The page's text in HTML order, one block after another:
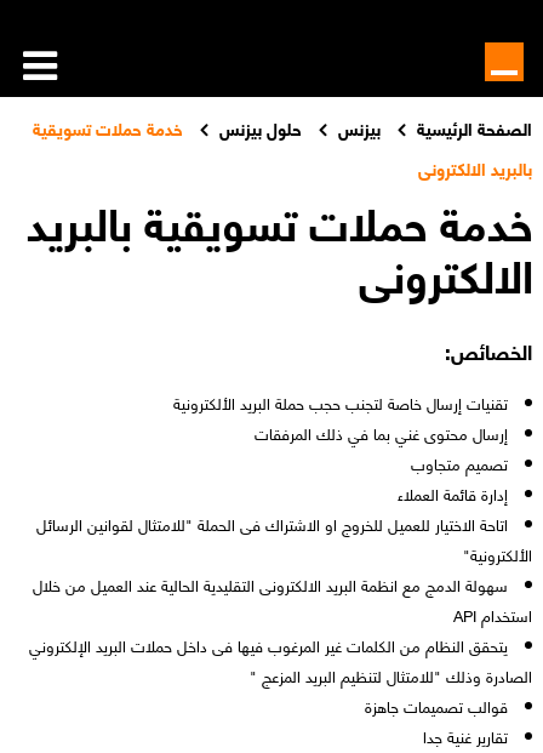
الصفحة الرئيسية بيزنس حلول بيزنس
خدمة حملات تسويقية
بالبريد الالكترونى
خدمة حملات تسويقية بالبريد
الالكترونى
الخصائص:
تقنيات إرسال خاصة لتجنب حجب حملة البريد الألكترونية
إرسال محتوى غني بما في ذلك المرفقات
تصميم متجاوب
إدارة قائمة العملاء
اتاحة الاختيار للعميل للخروج او الاشتراك فى الحملة "للامتثال لقوانين الرسائل
الألكترونية"
سهولة الدمج مع انظمة البريد الالكترونى التقليدية الحالية عند العميل من خلال
استخدام API
يتحقق النظام من الكلمات غير المرغوب فيها فى داخل حملات البريد الإلكتروني
الصادرة وذلك "للامتثال لتنظيم البريد المزعج "
قوالب تصميمات جاهزة
تقارير غنية جدا